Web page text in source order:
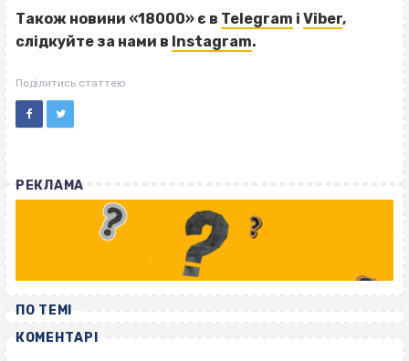
Також новини «18000» є в Telegram і Viber,
слідкуйте за нами в Instagram.
Поділитись статтею
РЕКЛАМА
ПО ТЕМІ
КОМЕНТАРІ